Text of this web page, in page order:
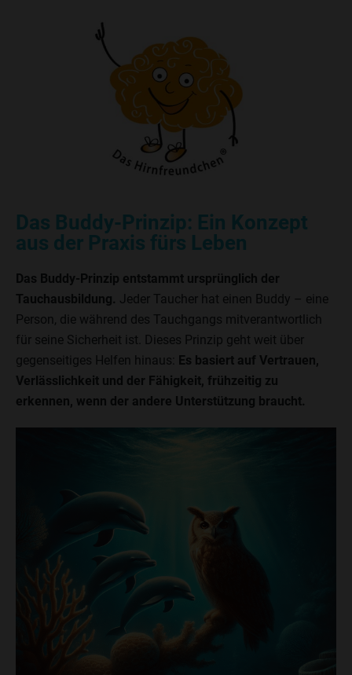
Das Buddy-Prinzip: Ein Konzept
aus der Praxis fürs Leben
Das Buddy-Prinzip entstammt ursprünglich der
Tauchausbildung. Jeder Taucher hat einen Buddy – eine
Person, die während des Tauchgangs mitverantwortlich
für seine Sicherheit ist. Dieses Prinzip geht weit über
gegenseitiges Helfen hinaus:
Es basiert auf Vertrauen,
Verlässlichkeit und der Fähigkeit, frühzeitig zu
erkennen, wenn der andere Unterstützung braucht.